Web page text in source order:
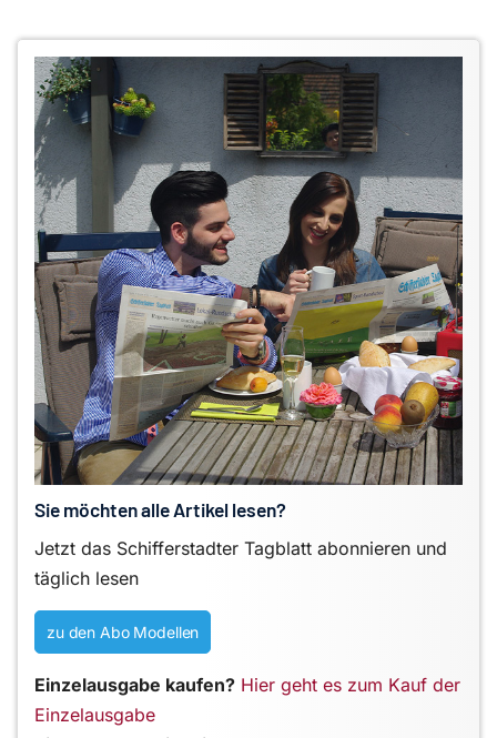
Sie möchten alle Artikel lesen?
Jetzt das Schifferstadter Tagblatt abonnieren und
täglich lesen
zu den Abo Modellen
Einzelausgabe kaufen? Hier geht es zum Kauf der
Einzelausgabe